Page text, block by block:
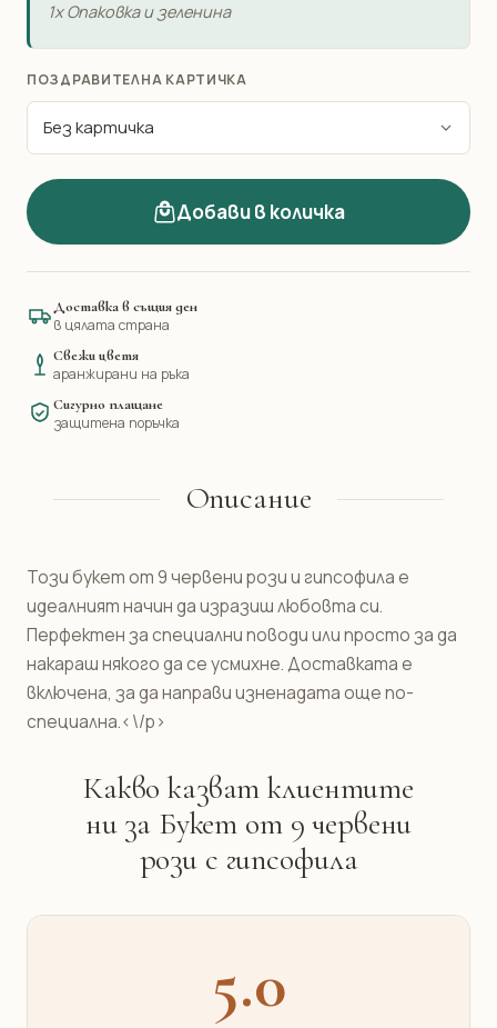
1x Опаковка и зеленина
ПОЗДРАВИТЕЛНА КАРТИЧКА
Добави в количка
Доставка в същия ден
в цялата страна
Свежи цветя
аранжирани на ръка
Сигурно плащане
защитена поръчка
Описание
Този букет от 9 червени рози и гипсофила е
идеалният начин да изразиш любовта си.
Перфектен за специални поводи или просто за да
накараш някого да се усмихне. Доставката е
включена, за да направи изненадата още по-
специална.<\/p>
Какво казват клиентите
ни за Букет от 9 червени
рози с гипсофила
5.0